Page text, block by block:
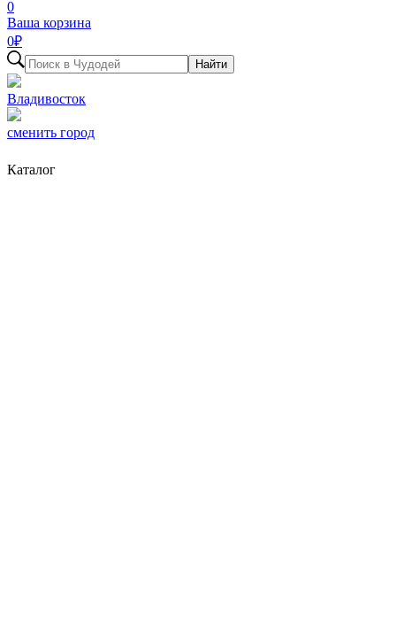
0
Ваша корзина
0₽
Найти
Владивосток
сменить город
Каталог